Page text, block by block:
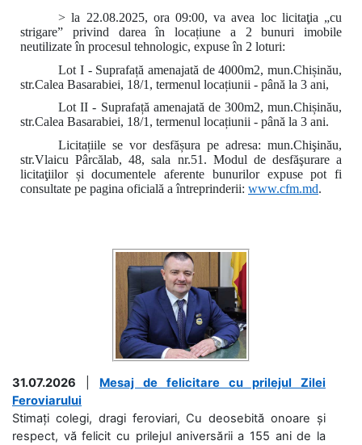
> la 22.08.2025, ora 09:00, va avea loc licitaţia „cu
strigare” privind darea în locațiune a 2 bunuri imobile
neutilizate în procesul tehnologic, expuse în 2 loturi:
Lot I - Suprafață amenajată de 4000m2, mun.Chișinău,
str.Calea Basarabiei, 18/1, termenul locațiunii - până la 3 ani,
Lot II - Suprafață amenajată de 300m2, mun.Chișinău,
str.Calea Basarabiei, 18/1, termenul locațiunii - până la 3 ani.
Licitațiile se vor desfășura pe adresa: mun.Chişinău,
str.Vlaicu Pârcălab, 48, sala nr.51. Modul de desfăşurare a
licitaţiilor și documentele aferente bunurilor expuse pot fi
consultate pe pagina oficială a întreprinderii: www.cfm.md.
31.07.2026
Mesaj de felicitare cu prilejul Zilei
Feroviarului
Stimați colegi, dragi feroviari, Cu deosebită onoare și
respect, vă felicit cu prilejul aniversării a 155 ani de la